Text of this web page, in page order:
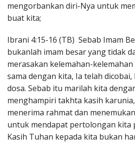
mengorbankan diri-Nya untuk
buat kita;
Ibrani 4:15-16 (TB) Sebab Imam
bukanlah imam besar yang tidak
merasakan kelemahan-
sama dengan kita, Ia telah
dosa. Sebab itu marilah kita
menghampiri takhta kasih
menerima rahmat dan
untuk mendapat pertolongan kita
Kasih Tuhan kepada kita bukan